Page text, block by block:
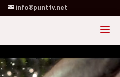
info@punttv.net